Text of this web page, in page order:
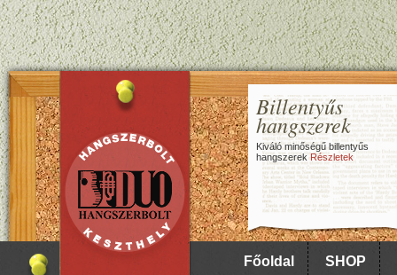
Billentyűs
hangszerek
Kiváló minőségű billentyűs
hangszerekRészletek
Főoldal SHOP